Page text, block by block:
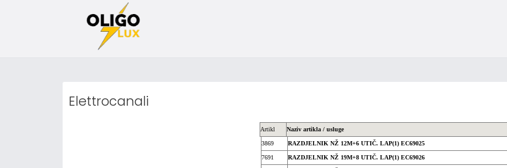
Elettrocanali
Artikl Naziv artikla / usluge
3869 RAZDJELNIK NŽ 12M+6 UTIČ. LAP(1) EC69025
7691 RAZDJELNIK NŽ 19M+8 UTIČ. LAP(1) EC69026